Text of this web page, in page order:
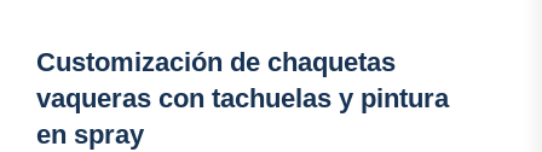
Customización de chaquetas
vaqueras con tachuelas y pintura
en spray